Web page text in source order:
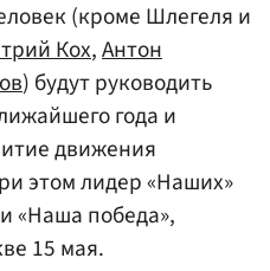
(кроме Шлегеля и
Кох,Антон
) будут руководить
года и
движения
этом лидер «Наших»
«Наша победа»,
15 мая.